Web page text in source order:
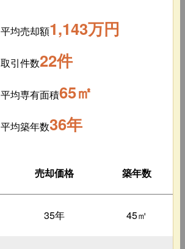
平均売却額1,143万円
取引件数22件
平均専有面積65㎡
平均築年数36年
売却価格 築年数
35年 45㎡